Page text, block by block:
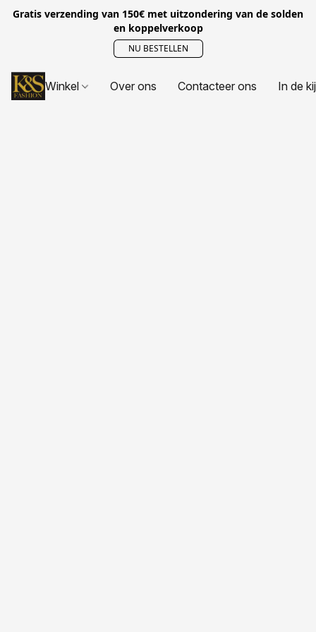
Gratis verzending van 150€ met uitzondering van de solden
en koppelverkoop
NU BESTELLEN
Winkel Over ons Contacteer ons In de